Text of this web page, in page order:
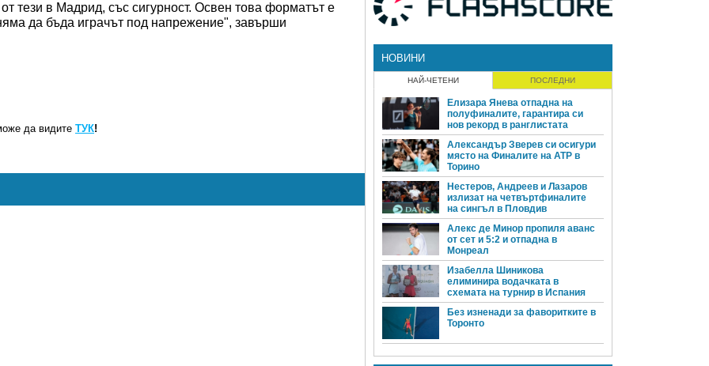
тези в Мадрид, със сигурност. Освен това форматът е
да бъда играчът под напрежение", завърши
да видите ТУК!
НОВИНИ
НАЙ-ЧЕТЕНИ ПОСЛЕДНИ
Елизара Янева отпадна на
полуфиналите, гарантира си
нов рекорд в ранглистата
Александър Зверев си осигури
място на Финалите на ATP в
Торино
Нестеров, Андреев и Лазаров
излизат на четвъртфиналите
на сингъл в Пловдив
Алекс де Минор пропиля аванс
от сет и 5:2 и отпадна в
Монреал
Изабелла Шиникова
елиминира водачката в
схемата на турнир в Испания
Без изненади за фаворитките в
Торонто